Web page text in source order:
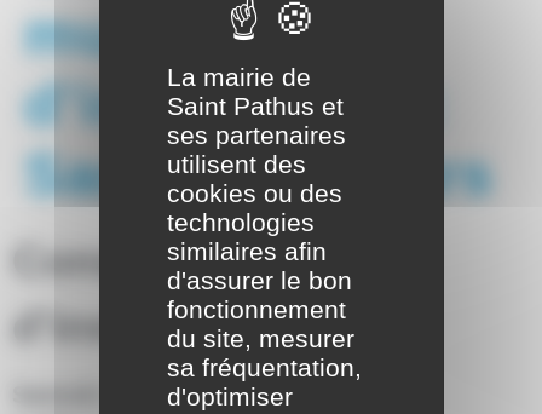
municipal
d’installation :
Samedi 28 mars
Conseil municipal
d’installation :
Samedi 28 mars 2026
La mairie de
Saint Pathus et
ses partenaires
utilisent des
cookies ou des
technologies
similaires afin
d'assurer le bon
fonctionnement
du site, mesurer
sa fréquentation,
d'optimiser